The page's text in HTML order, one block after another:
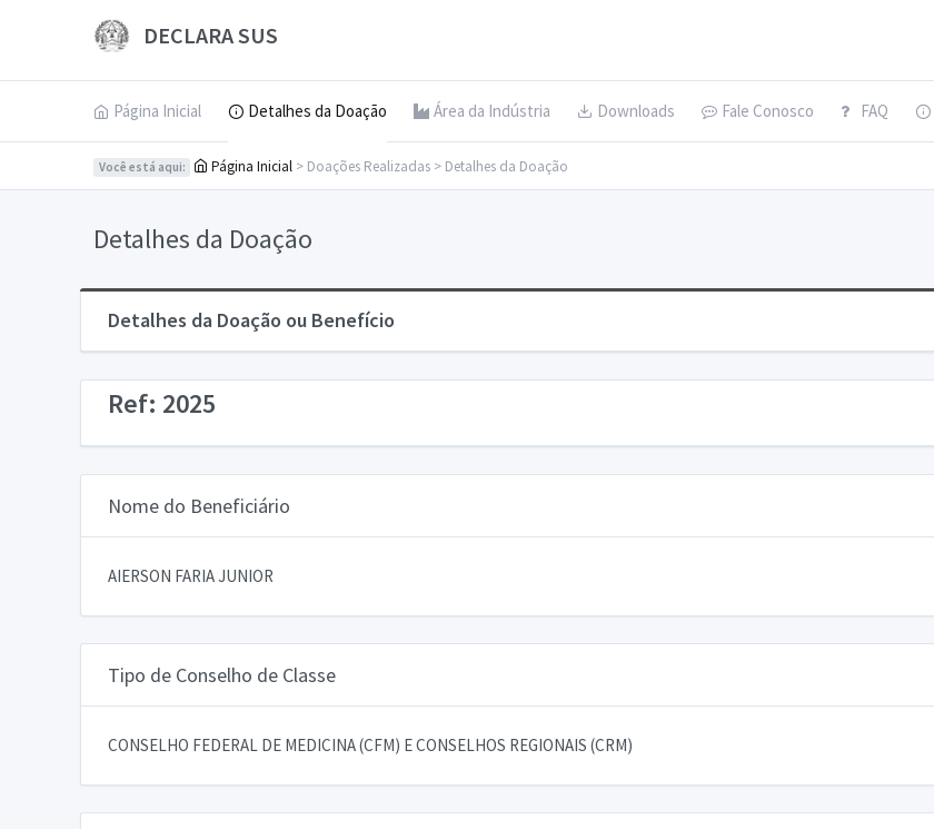
DECLARA SUS
Página Inicial Detalhes da Doação Área da Indústria Downloads Fale Conosco FAQ
Você está aqui: Página Inicial > Doações Realizadas > Detalhes da Doação
Detalhes da Doação
Detalhes da Doação ou Benefício
Ref: 2025
Nome do Beneficiário
AIERSON FARIA JUNIOR
Tipo de Conselho de Classe
CONSELHO FEDERAL DE MEDICINA (CFM) E CONSELHOS REGIONAIS (CRM)